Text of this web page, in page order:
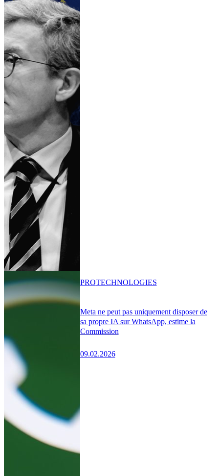
Meta ne peut pas uniquement disposer de
sa propre IA sur WhatsApp, estime la
Commission
09.02.2026
PROTECHNOLOGIES